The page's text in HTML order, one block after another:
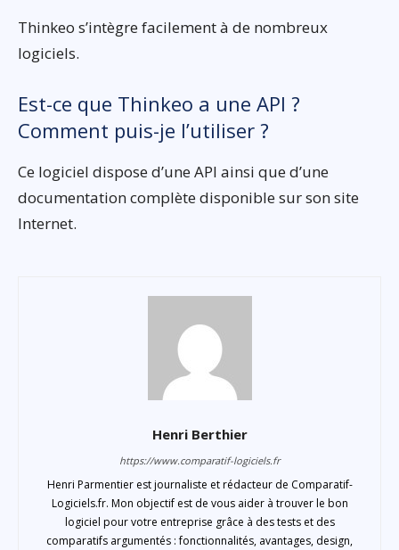
Thinkeo s’intègre facilement à de nombreux
logiciels.
Est-ce que Thinkeo a une API ?
Comment puis-je l’utiliser ?
Ce logiciel dispose d’une API ainsi que d’une
documentation complète disponible sur son site
Internet.
Henri Berthier
https://www.comparatif-logiciels.fr
Henri Parmentier est journaliste et rédacteur de Comparatif-
Logiciels.fr. Mon objectif est de vous aider à trouver le bon
logiciel pour votre entreprise grâce à des tests et des
comparatifs argumentés : fonctionnalités, avantages, design,